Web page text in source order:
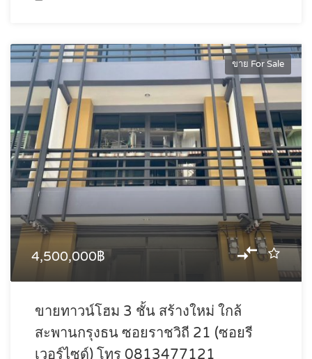
ขาย For Sale
4,500,000฿
ขายทาวน์โฮม 3 ชั้น สร้างใหม่ ใกล้
สะพานกรุงธน ซอยราชวิถี 21 (ซอยรี
เวอร์ไซด์) โทร 0813477121